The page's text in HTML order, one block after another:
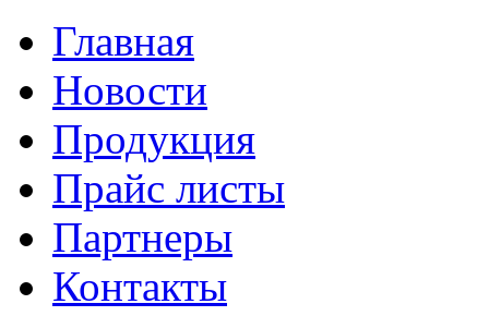
Главная
Новости
Продукция
Прайс листы
Партнеры
Контакты